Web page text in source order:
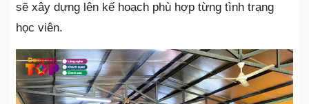
sẽ xây dựng lên kế hoạch phù hợp từng tình trạng
học viên.